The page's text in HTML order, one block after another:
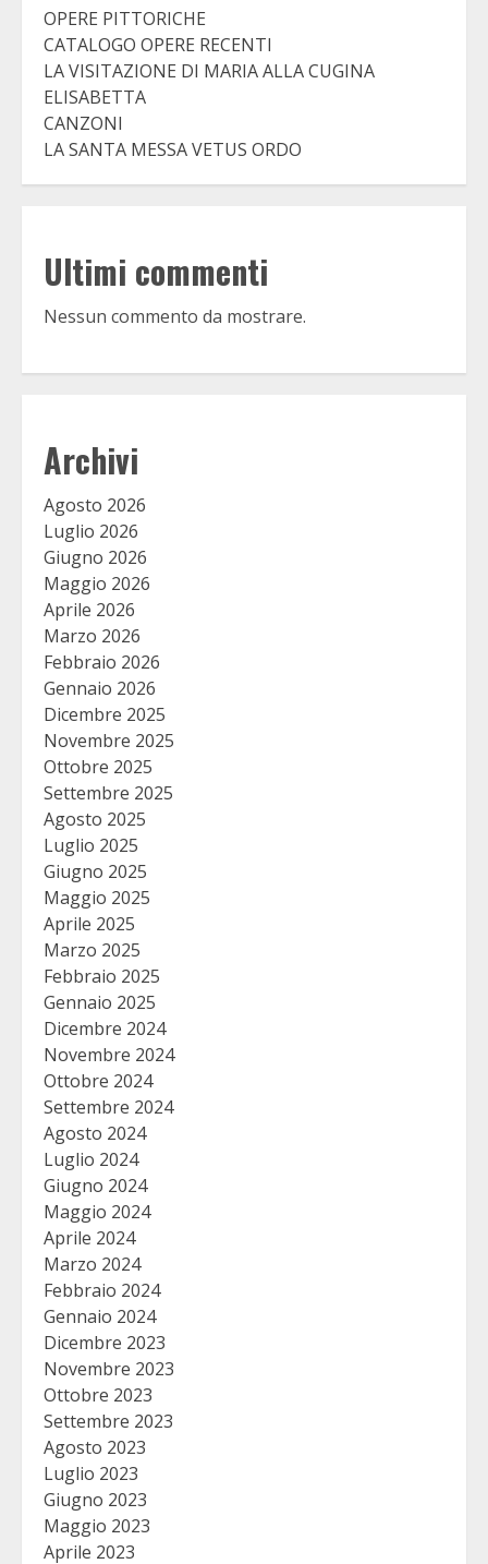
OPERE PITTORICHE
CATALOGO OPERE RECENTI
LA VISITAZIONE DI MARIA ALLA CUGINA
ELISABETTA
CANZONI
LA SANTA MESSA VETUS ORDO
Ultimi commenti
Nessun commento da mostrare.
Archivi
Agosto 2026
Luglio 2026
Giugno 2026
Maggio 2026
Aprile 2026
Marzo 2026
Febbraio 2026
Gennaio 2026
Dicembre 2025
Novembre 2025
Ottobre 2025
Settembre 2025
Agosto 2025
Luglio 2025
Giugno 2025
Maggio 2025
Aprile 2025
Marzo 2025
Febbraio 2025
Gennaio 2025
Dicembre 2024
Novembre 2024
Ottobre 2024
Settembre 2024
Agosto 2024
Luglio 2024
Giugno 2024
Maggio 2024
Aprile 2024
Marzo 2024
Febbraio 2024
Gennaio 2024
Dicembre 2023
Novembre 2023
Ottobre 2023
Settembre 2023
Agosto 2023
Luglio 2023
Giugno 2023
Maggio 2023
Aprile 2023